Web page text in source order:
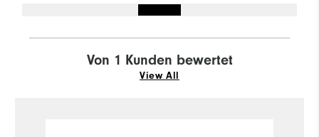
Von 1 Kunden bewertet
View All